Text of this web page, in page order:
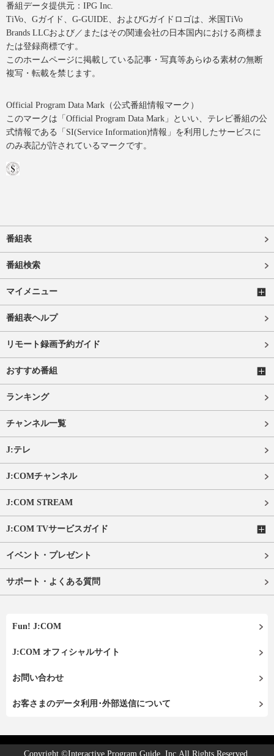
番組データ提供元：IPG Inc.
TiVo、Gガイド、G-GUIDE、およびGガイドロゴは、米国TiVo
Brands LLCおよび／またはその関連会社の日本国内における商標ま
たは登録商標です。
このホームページに掲載している記事・写真等あらゆる素材の無断
複写・転載を禁じます。
Official Program Data Mark（公式番組情報マーク）
このマークは「Official Program Data Mark」といい、テレビ番組の公
式情報である「SI(Service Information)情報」を利用したサービスに
のみ表記が許されているマークです。
番組表
番組検索
マイメニュー
番組表ヘルプ
リモート録画予約ガイド
おすすめ番組
ランキング
チャンネル一覧
J:テレ
J:COMチャンネル
J:COM STREAM
J:COM TVサービスガイド
イベント・プレゼント
サポート・よくある質問
Fun! J:COM
J:COM オフィシャルサイト
お問い合わせ
お客さまのデータ利用･外部送信について
Copyright ©Interactive Program Guide, Inc.All Rights Reserved.